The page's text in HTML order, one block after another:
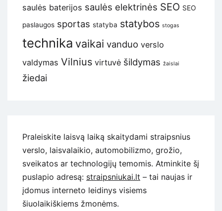
saulės baterijos saulės elektrinės SEO SEO
paslaugos sportas statyba statybos stogas
technika vaikai vanduo verslo
valdymas Vilnius virtuvė šildymas žaislai
žiedai
Praleiskite laisvą laiką skaitydami straipsnius
verslo, laisvalaikio, automobilizmo, grožio,
sveikatos ar technologijų temomis. Atminkite šį
puslapio adresą: straipsniukai.lt – tai naujas ir
įdomus interneto leidinys visiems
šiuolaikiškiems žmonėms.